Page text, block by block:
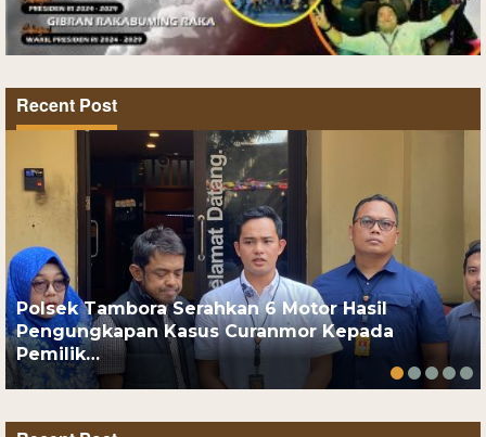
Recent Post
Polsek Tambora Serahkan 6 Motor Hasil
Pengungkapan Kasus Curanmor Kepada
Pemilik…